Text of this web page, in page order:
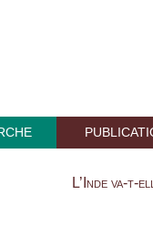
L’Inde va-t-